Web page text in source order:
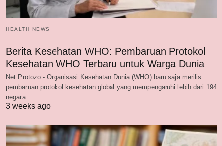
HEALTH NEWS
Berita Kesehatan WHO: Pembaruan Protokol
Kesehatan WHO Terbaru untuk Warga Dunia
Net Protozo - Organisasi Kesehatan Dunia (WHO) baru saja merilis
pembaruan protokol kesehatan global yang mempengaruhi lebih dari 194
negara…
3 weeks ago